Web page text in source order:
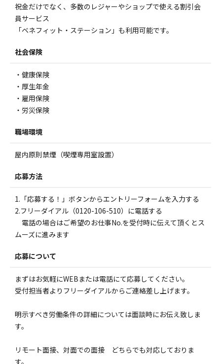
祝金だけでなく、多数のレジャーやショップで使える割引会
員サービス
「ベネフィット・ステーション」も利用可能です。
社会保険
・健康保険
・厚生年金
・雇用保険
・労災保険
職場環境
屋内原則禁煙（喫煙専用室設置）
応募方法
1.「応募する！」ボタンからエントリーフォームを入力する
2.フリーダイアル（0120-106-510）に電話する
電話の場合はご希望のお仕事No.を受付時に伝えて頂くとス
ムーズに進みます
応募について
まずはお気軽にWEBまたは電話にて応募してください。
受付担当者よりフリーダイアルからご連絡差し上げます。
明示すべき労働条件の詳細については面談時にお伝え致しま
す。
リモート面接、対面での面接 どちらでも対応しておりま
す。